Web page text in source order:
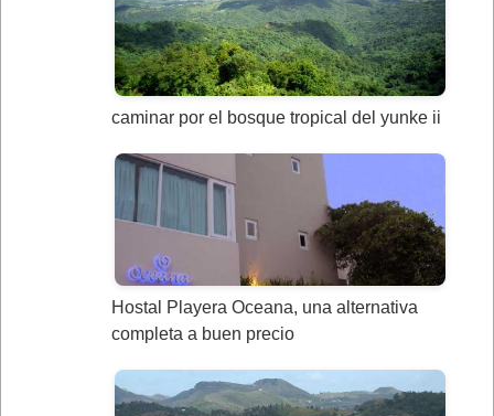
caminar por el bosque tropical del yunke ii
Hostal Playera Oceana, una alternativa
completa a buen precio